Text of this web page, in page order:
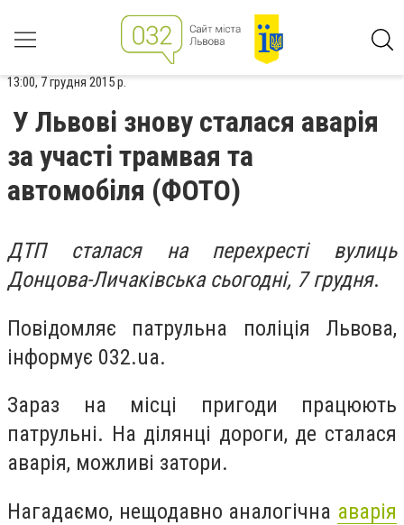
13:00, 7 грудня 2015 р.
У Львові знову сталася аварія
за участі трамвая та
автомобіля (ФОТО)
ДТП сталася на перехресті вулиць
Донцова-Личаківська сьогодні, 7 грудня.
Повідомляє патрульна поліція Львова,
інформує 032.ua.
Зараз на місці пригоди працюють
патрульні. На ділянці дороги, де сталася
аварія, можливі затори.
Нагадаємо, нещодавно аналогічна аварія